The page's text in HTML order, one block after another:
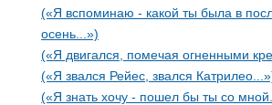
(«Я вспоминаю - какой ты была в
осень...»)
(«Я двигался, помечая огненными
(«Я звался Рейес, звался
(«Я знать хочу - пошел бы ты со